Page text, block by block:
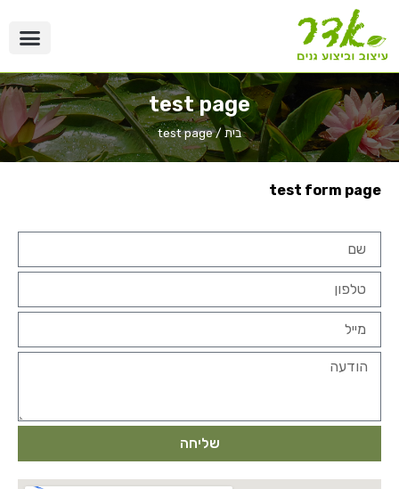
test page
בית /
test page
test form page
שליחה